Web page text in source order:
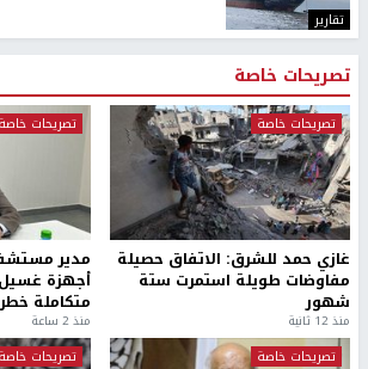
تقارير
تصريحات خاصة
تصريحات خاصة
غازي حمد للشرق: الاتفاق حصيلة
مفاوضات طويلة استمرت ستة
شهور
منذ 12 ثانية
تصريحات خاصة
مدير
أجهزة
متكاملة
منذ 2 ساعة
تصريحات خاصة
تصريحات خاصة